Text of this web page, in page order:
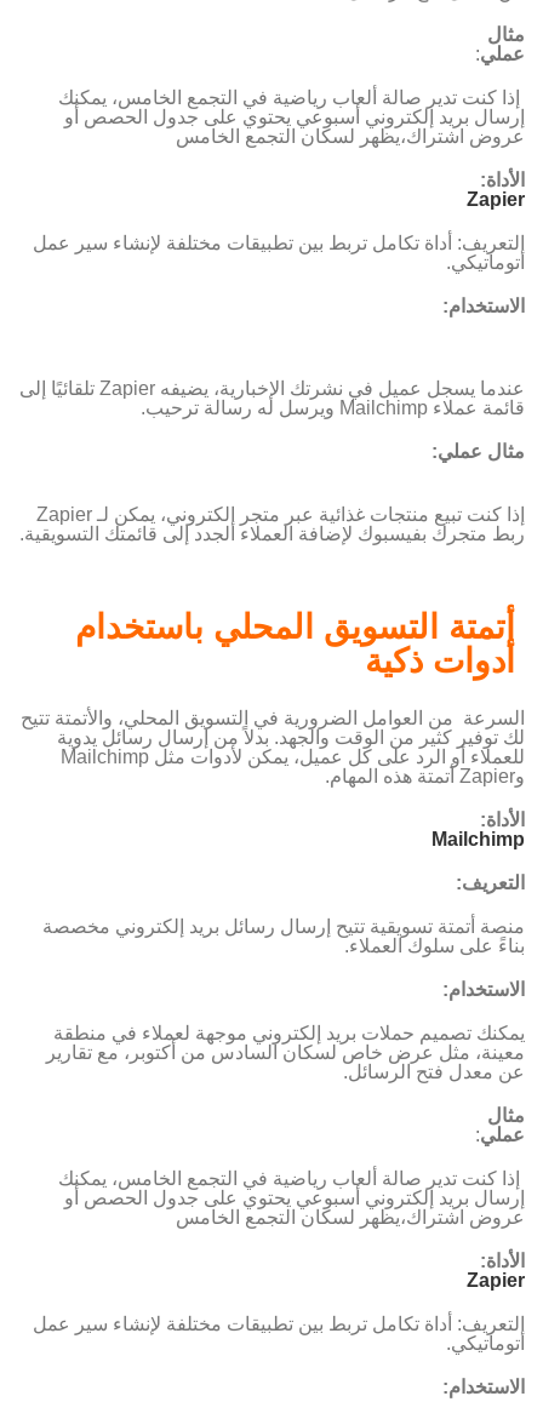
مثال
عملي
إذا كنت تدير صالة ألعاب رياضية في التجمع الخامس، يمكنك
إرسال بريد إلكتروني أسبوعي يحتوي على جدول الحصص أو
عروض اشتراك،يظهر لسكان التجمع الخامس
الأداة:
Zapier
التعريف: أداة تكامل تربط بين تطبيقات مختلفة لإنشاء سير عمل
أتوماتيكي.
الاستخدام:
عندما يسجل عميل في نشرتك الإخبارية، يضيفه Zapier تلقائيًا إلى
قائمة عملاء Mailchimp ويرسل له رسالة ترحيب.
مثال عملي:
إذا كنت تبيع منتجات غذائية عبر متجر إلكتروني، يمكن لـ Zapier
ربط متجرك بفيسبوك لإضافة العملاء الجدد إلى قائمتك التسويقية.
أتمتة التسويق المحلي باستخدام
أدوات ذكية
السرعة من العوامل الضرورية في التسويق المحلي، والأتمتة تتيح
لك توفير كثير من الوقت والجهد. بدلاً من إرسال رسائل يدوية
للعملاء أو الرد على كل عميل، يمكن لأدوات مثل Mailchimp
وZapier أتمتة هذه المهام.
الأداة:
Mailchimp
التعريف:
منصة أتمتة تسويقية تتيح إرسال رسائل بريد إلكتروني مخصصة
بناءً على سلوك العملاء.
الاستخدام:
يمكنك تصميم حملات بريد إلكتروني موجهة لعملاء في منطقة
معينة، مثل عرض خاص لسكان السادس من أكتوبر، مع تقارير
عن معدل فتح الرسائل.
مثال
عملي
إذا كنت تدير صالة ألعاب رياضية في التجمع الخامس، يمكنك
إرسال بريد إلكتروني أسبوعي يحتوي على جدول الحصص أو
عروض اشتراك،يظهر لسكان التجمع الخامس
الأداة:
Zapier
التعريف: أداة تكامل تربط بين تطبيقات مختلفة لإنشاء سير عمل
أتوماتيكي.
الاستخدام: